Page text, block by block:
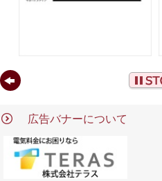
広告バナーについて